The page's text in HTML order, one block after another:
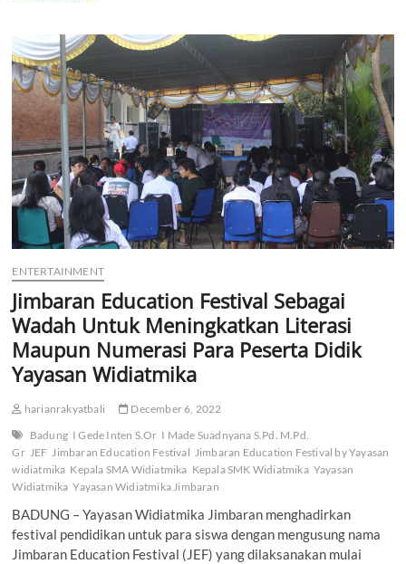
Siswa
Kelas
3
SD
Saraswati
5
Denpasar
Torehkan
Prestasi
di
Dunia
ENTERTAINMENT
Jimbaran Education Festival Sebagai
Wadah Untuk Meningkatkan Literasi
Maupun Numerasi Para Peserta Didik
Yayasan Widiatmika
harianrakyatbali
December 6, 2022
Badung I Gede Inten S.Or I Made Suadnyana S.Pd. M.Pd.
Gr JEF Jimbaran Education Festival Jimbaran Education Festival by Yayasan
widiatmika Kepala SMA Widiatmika Kepala SMK Widiatmika Yayasan
Widiatmika Yayasan Widiatmika Jimbaran
BADUNG – Yayasan Widiatmika Jimbaran menghadirkan
festival pendidikan untuk para siswa dengan mengusung nama
Jimbaran Education Festival (JEF) yang dilaksanakan mulai